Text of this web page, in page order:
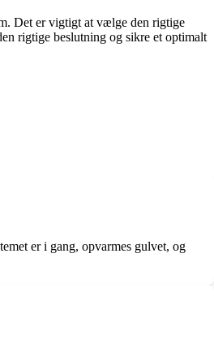
Det er vigtigt at vælge den rigtige
rigtige beslutning og sikre et optimalt
er i gang, opvarmes gulvet, og